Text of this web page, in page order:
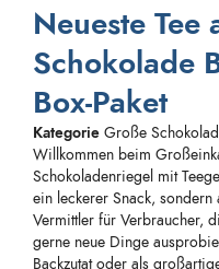
Neueste
Schokolade
Box-Paket
Kategorie Große
Willkommen beim
Schokoladenriegel mit
ein leckerer Snack,
Vermittler für Verbraucher,
gerne neue Dinge
Backzutat oder als